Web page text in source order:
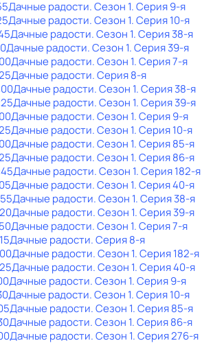
Дачные радости. Сезон 1. Серия 9-я
Дачные радости. Сезон 1. Серия 10-я
Дачные радости. Сезон 1. Серия 38-я
Дачные радости. Сезон 1. Серия 39-я
Дачные радости. Сезон 1. Серия 7-я
Дачные радости. Серия 8-я
Дачные радости. Сезон 1. Серия 38-я
Дачные радости. Сезон 1. Серия 39-я
Дачные радости. Сезон 1. Серия 9-я
Дачные радости. Сезон 1. Серия 10-я
Дачные радости. Сезон 1. Серия 85-я
Дачные радости. Сезон 1. Серия 86-я
Дачные радости. Сезон 1. Серия 182-я
Дачные радости. Сезон 1. Серия 40-я
Дачные радости. Сезон 1. Серия 38-я
Дачные радости. Сезон 1. Серия 39-я
Дачные радости. Сезон 1. Серия 7-я
Дачные радости. Серия 8-я
Дачные радости. Сезон 1. Серия 182-я
Дачные радости. Сезон 1. Серия 40-я
Дачные радости. Сезон 1. Серия 9-я
Дачные радости. Сезон 1. Серия 10-я
Дачные радости. Сезон 1. Серия 85-я
Дачные радости. Сезон 1. Серия 86-я
Дачные радости. Сезон 1. Серия 276-я